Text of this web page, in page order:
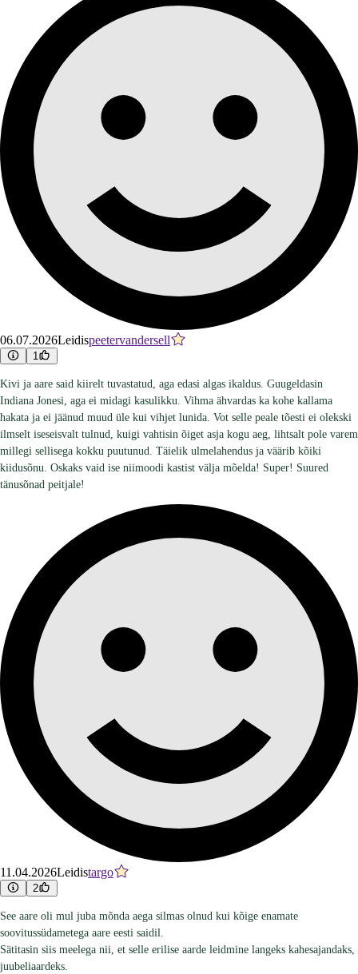
06.07.2026Leidispeetervandersell
1
Kivi ja aare said kiirelt tuvastatud, aga edasi algas ikaldus. Guugeldasin
Indiana Jonesi, aga ei midagi kasulikku. Vihma ähvardas ka kohe kallama
hakata ja ei jäänud muud üle kui vihjet lunida. Vot selle peale tõesti ei olekski
ilmselt iseseisvalt tulnud, kuigi vahtisin õiget asja kogu aeg, lihtsalt pole varem
millegi sellisega kokku puutunud. Täielik ulmelahendus ja väärib kõiki
kiidusõnu. Oskaks vaid ise niimoodi kastist välja mõelda! Super! Suured
tänusõnad peitjale!
11.04.2026Leidistargo
2
See aare oli mul juba mõnda aega silmas olnud kui kõige enamate
soovitussüdametega aare eesti saidil.
Sätitasin siis meelega nii, et selle erilise aarde leidmine langeks kahesajandaks,
juubeliaardeks.